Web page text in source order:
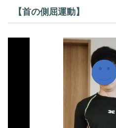
【首の側屈運動】